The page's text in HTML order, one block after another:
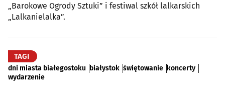
„Barokowe Ogrody Sztuki” i festiwal szkół lalkarskich
„Lalkanielalka”.
TAGI
dni miasta białegostoku białystok świętowanie koncerty
wydarzenie